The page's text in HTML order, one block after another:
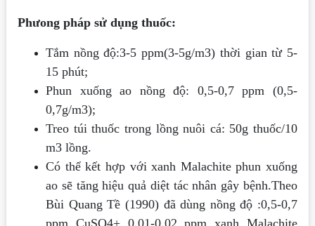
Phưong pháp sử dụng thuốc:
Tắm nồng độ:3-5 ppm(3-5g/m3) thời gian từ 5-
15 phút;
Phun xuống ao nồng độ: 0,5-0,7 ppm (0,5-
0,7g/m3);
Treo túi thuốc trong lồng nuôi cá: 50g thuốc/10
m3 lồng.
Có thể kết hợp với xanh Malachite phun xuống
ao sẽ tăng hiệu quả diệt tác nhân gây bệnh.Theo
Bùi Quang Tề (1990) đã dùng nồng độ :0,5-0,7
ppm CuSO4+ 0,01-0,02 ppm xanh Malachite